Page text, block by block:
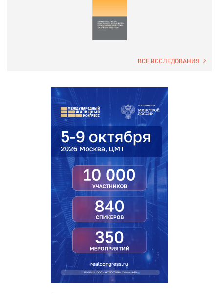
ВСЕ ИССЛЕДОВАНИЯ